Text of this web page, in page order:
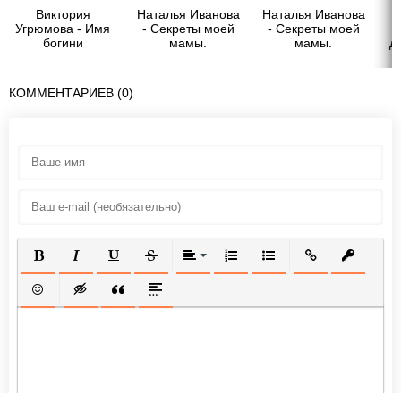
Виктория
Угрюмова - Имя
богини
Наталья Иванова
- Секреты моей
мамы.
Наталья Иванова
- Секреты моей
мамы.
КОММЕНТАРИЕВ (0)
ПОЛУЖИРНЫЙ
КУРСИВПОДЧЕРКНУТЫЙ
ЗАЧЕРКНУТЫЙВЫРАВНИВАНИЕ
НУМЕРОВАННЫЙ СПИСОК
МАРКИРОВАННЫЙ
ВСТАВИТЬ
ВСТАВИТЬ СМАЙЛИК
ВСТАВКА СКРЫТОГО ТЕКСТА
ВСТАВКА ЦИТАТЫ
ВСТАВКА СПОЙЛЕРА